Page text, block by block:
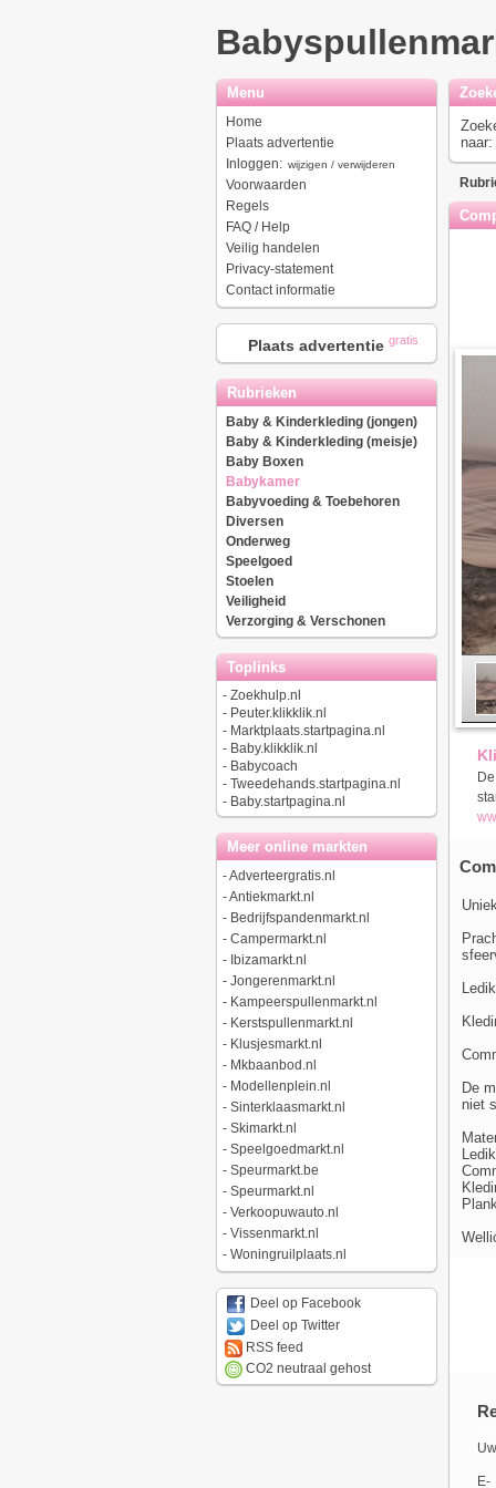
Menu
Home
Plaats advertentie
Inloggen: wijzigen / verwijderen
Voorwaarden
Regels
FAQ / Help
Veilig handelen
Privacy-statement
Contact informatie
Plaats advertentie gratis
Rubrieken
Baby & Kinderkleding (jongen)
Baby & Kinderkleding (meisje)
Baby Boxen
Babykamer
Babyvoeding & Toebehoren
Diversen
Onderweg
Speelgoed
Stoelen
Veiligheid
Verzorging & Verschonen
Toplinks
- Zoekhulp.nl
- Peuter.klikklik.nl
- Marktplaats.startpagina.nl
- Baby.klikklik.nl
- Babycoach
- Tweedehands.startpagina.nl
- Baby.startpagina.nl
Meer online markten
-Adverteergratis.nl
-Antiekmarkt.nl
- Bedrijfspandenmarkt.nl
- Campermarkt.nl
- Ibizamarkt.nl
- Jongerenmarkt.nl
- Kampeerspullenmarkt.nl
- Kerstspullenmarkt.nl
- Klusjesmarkt.nl
- Mkbaanbod.nl
- Modellenplein.nl
- Sinterklaasmarkt.nl
- Skimarkt.nl
- Speelgoedmarkt.nl
- Speurmarkt.be
- Speurmarkt.nl
- Verkoopuwauto.nl
- Vissenmarkt.nl
- Woningruilplaats.nl
Deel op Facebook
Deel op Twitter
RSS feed
CO2 neutraal gehost
naar:
De
niet
E-